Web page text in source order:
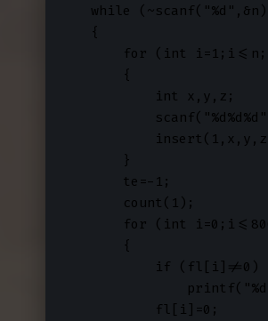
while
    {
for (int
        {
            int x,y,z;
        }
        te=-1;
        count(1);
for (int
        {
            if (fl[i]!=0)
            fl[i]=0;